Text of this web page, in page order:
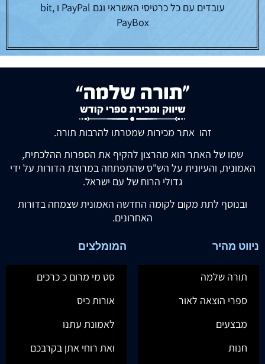
עובדים עם כל כרטיסי האשראי וגם PayPal ו bit,
PayBox
זהו אתר מכירות שמטרתו להרבות תורה.
שמו של האתר הוא מהרצון להקיף את הספרות ההלכתית,
האמונית, והעיונית על הש"ס שהתפתחה במרוצת הדורות על ידי
גדולי הרוח של עם ישראל.
ובנוסף לתת מקום לקומה החדשה האמונית שצמחה בדורות
האחרונים.
ניווט מהיר
תורה שלמה
ספרי הוצאה לאור
מבצעים
חנות
המומלצים
סט מי מרום כ כרכים
אורות כיס
לאמונת עתנו
ואת רוחי אתן בקרבכם